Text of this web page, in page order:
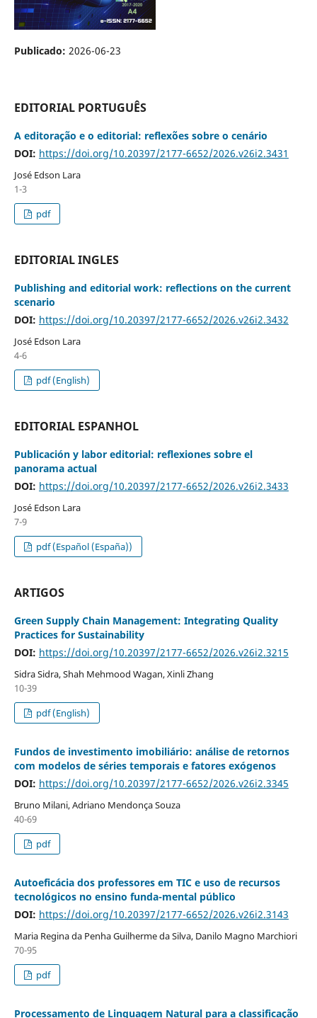
Publicado: 2026-06-23
EDITORIAL PORTUGUÊS
A editoração e o editorial: reflexões sobre o cenário
DOI: https://doi.org/10.20397/2177-6652/2026.v26i2.3431
José Edson Lara
1-3
pdf
EDITORIAL INGLES
Publishing and editorial work: reflections on the current
scenario
DOI: https://doi.org/10.20397/2177-6652/2026.v26i2.3432
José Edson Lara
4-6
pdf (English)
EDITORIAL ESPANHOL
Publicación y labor editorial: reflexiones sobre el
panorama actual
DOI: https://doi.org/10.20397/2177-6652/2026.v26i2.3433
José Edson Lara
7-9
pdf (Español (España))
ARTIGOS
Green Supply Chain Management: Integrating Quality
Practices for Sustainability
DOI: https://doi.org/10.20397/2177-6652/2026.v26i2.3215
Sidra Sidra, Shah Mehmood Wagan, Xinli Zhang
10-39
pdf (English)
Fundos de investimento imobiliário: análise de retornos
com modelos de séries temporais e fatores exógenos
DOI: https://doi.org/10.20397/2177-6652/2026.v26i2.3345
Bruno Milani, Adriano Mendonça Souza
40-69
pdf
Autoeficácia dos professores em TIC e uso de recursos
tecnológicos no ensino funda-mental público
DOI: https://doi.org/10.20397/2177-6652/2026.v26i2.3143
Maria Regina da Penha Guilherme da Silva, Danilo Magno Marchiori
70-95
pdf
Processamento de Linguagem Natural para a classificação